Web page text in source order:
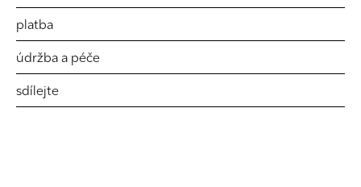
platba
údržba a péče
sdílejte